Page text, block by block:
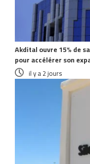
Akdital ouvre 15% de
pour accélérer son
il y a 2 jours